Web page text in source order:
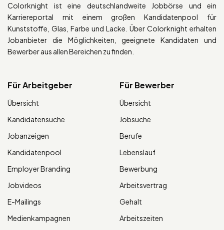
Colorknight ist eine deutschlandweite Jobbörse und ein
Karriereportal mit einem großen Kandidatenpool für
Kunststoffe, Glas, Farbe und Lacke. Über Colorknight erhalten
Jobanbieter die Möglichkeiten, geeignete Kandidaten und
Bewerber aus allen Bereichen zu finden.
Für Arbeitgeber
Übersicht
Kandidatensuche
Jobanzeigen
Kandidatenpool
Employer Branding
Jobvideos
E-Mailings
Medienkampagnen
Für Bewerber
Übersicht
Jobsuche
Berufe
Lebenslauf
Bewerbung
Arbeitsvertrag
Gehalt
Arbeitszeiten